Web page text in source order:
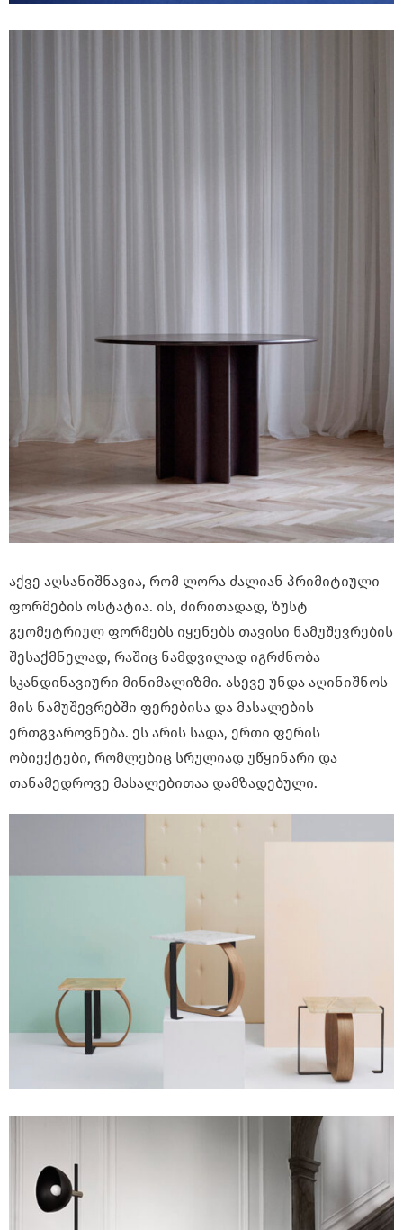
აქვე აღსანიშნავია, რომ ლორა ძალიან პრიმიტიული
ფორმების ოსტატია. ის, ძირითადად, ზუსტ
გეომეტრიულ ფორმებს იყენებს თავისი ნამუშევრების
შესაქმნელად, რაშიც ნამდვილად იგრძნობა
სკანდინავიური მინიმალიზმი. ასევე უნდა აღინიშნოს
მის ნამუშევრებში ფერებისა და მასალების
ერთგვაროვნება. ეს არის სადა, ერთი ფერის
ობიექტები, რომლებიც სრულიად უწყინარი და
თანამედროვე მასალებითაა დამზადებული.